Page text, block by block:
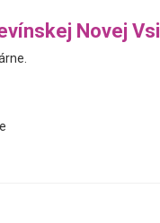
Novej Vsi